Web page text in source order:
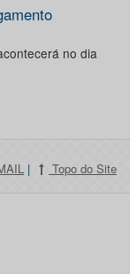
no dia
| Topo do Site